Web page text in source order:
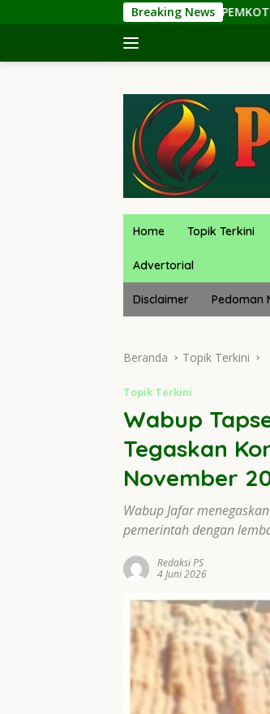
ke
Breaking News
PEMKOT SIANTAR KOMITMEN JADI
Home Topik Terkini
Advertorial
Disclaimer Pedoman
Beranda Topik Terkini
Topik Terkini
Wabup
Tegaskan
November
Wabup Jafar
pemerintah dengan
Redaksi PS
4 Juni 2026